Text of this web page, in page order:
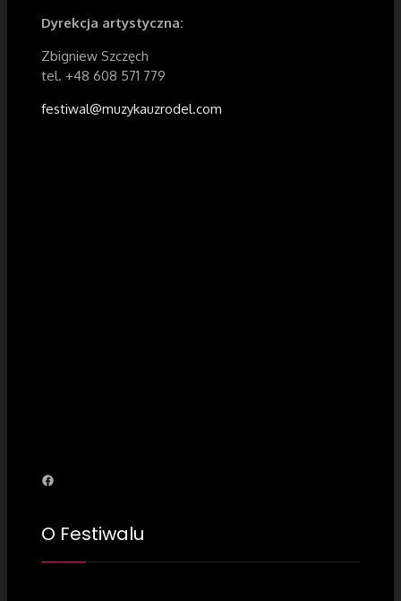
Dyrekcja artystyczna:
Zbigniew Szczęch
tel. +48 608 571 779
festiwal@muzykauzrodel.com
Facebook
O Festiwalu